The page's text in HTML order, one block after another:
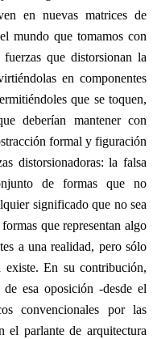
en nuevas matrices de
mundo que tomamos con
que distorsionan la
en componentes
que se toquen,
deberían mantener con
formal y figuración
distorsionadoras: la falsa
de formas que no
significado que no sea
que representan algo
a una realidad, pero sólo
En su contribución,
esa oposición -desde el
convencionales por las
el parlante de arquitectura